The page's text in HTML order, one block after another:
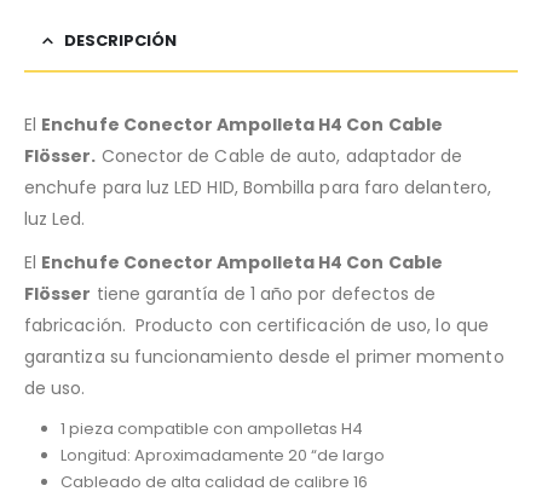
DESCRIPCIÓN
El Enchufe Conector Ampolleta H4 Con Cable
Flösser. Conector de Cable de auto, adaptador de
enchufe para luz LED HID, Bombilla para faro delantero,
luz Led.
El Enchufe Conector Ampolleta H4 Con Cable
Flösser tiene garantía de 1 año por defectos de
fabricación. Producto con certificación de uso, lo que
garantiza su funcionamiento desde el primer momento
de uso.
1 pieza compatible con ampolletas H4
Longitud: Aproximadamente 20 “de largo
Cableado de alta calidad de calibre 16